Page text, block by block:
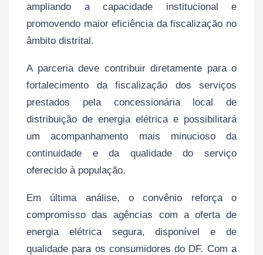
ampliando a capacidade institucional e
promovendo maior eficiência da fiscalização no
âmbito distrital.
A parceria deve contribuir diretamente para o
fortalecimento da fiscalização dos serviços
prestados pela concessionária local de
distribuição de energia elétrica e possibilitará
um acompanhamento mais minucioso da
continuidade e da qualidade do serviço
oferecido à população.
Em última análise, o convênio reforça o
compromisso das agências com a oferta de
energia elétrica segura, disponível e de
qualidade para os consumidores do DF. Com a